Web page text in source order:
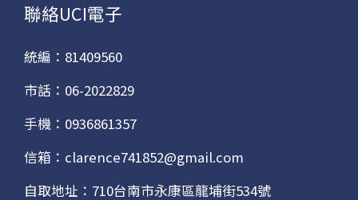
聯絡UCI電子
統編：81409560
市話：06-2022829
手機：0936861357
信箱：clarence741852@gmail.com
自取地址：710台南市永康區龍埔街534號